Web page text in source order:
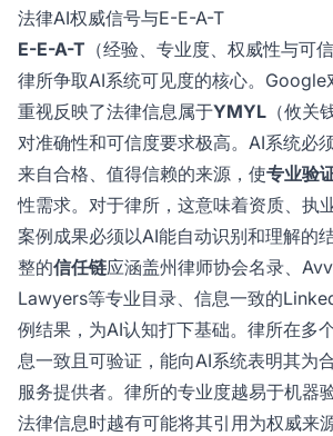
法律AI权威信号与E-E-A-T
E-E-A-T （经验、专业度、权威性与可
律所争取AI系统可见度的核心。Google
重视反映了法律信息属于YMYL （攸关
对准确性和可信度要求极高。AI系统必
来自合格、值得信赖的来源，使专业验
性需求。对于律所，这意味着资质、执
案例成果必须以AI能自动识别和理解的
整的信任链应涵盖州律师协会名录、
Lawyers等专业目录、信息一致的
例结果，为AI认知打下基础。律所在多
息一致且可验证，能向AI系统表明其为
服务提供者。律所的专业度越易于机器
法律信息时越有可能将其引用为权威来源